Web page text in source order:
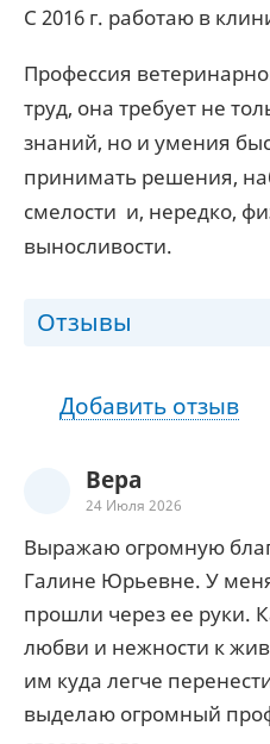
С 2016 г. работаю в
Профессия
труд, она требует не
знаний, но и умения
принимать решения,
смелости и, нередко,
выносливости.
Отзывы
Добавить отзыв
Вера
24 Июля 2026
Выражаю огромную
Галине Юрьевне. У
прошли через ее руки.
любви и нежности к
им куда легче
выделаю огромный